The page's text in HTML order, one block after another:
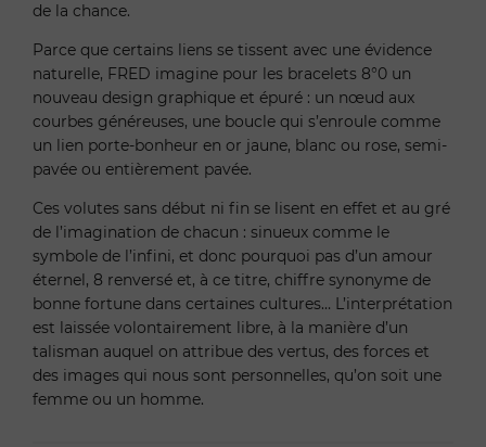
de la chance.
Parce que certains liens se tissent avec une évidence
naturelle, FRED imagine pour les bracelets 8°0 un
nouveau design graphique et épuré : un nœud aux
courbes généreuses, une boucle qui s’enroule comme
un lien porte-bonheur en or jaune, blanc ou rose, semi-
pavée ou entièrement pavée.
Ces volutes sans début ni fin se lisent en effet et au gré
de l’imagination de chacun : sinueux comme le
symbole de l’infini, et donc pourquoi pas d’un amour
éternel, 8 renversé et, à ce titre, chiffre synonyme de
bonne fortune dans certaines cultures… L’interprétation
est laissée volontairement libre, à la manière d’un
talisman auquel on attribue des vertus, des forces et
des images qui nous sont personnelles, qu’on soit une
femme ou un homme.